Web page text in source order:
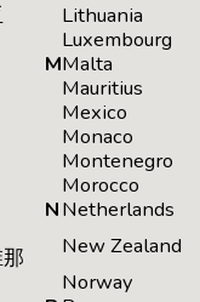
Lithuania
Luxembourg
MMalta
Mauritius
Mexico
Monaco
Montenegro
Morocco
NNetherlands
New Zealand
Norway